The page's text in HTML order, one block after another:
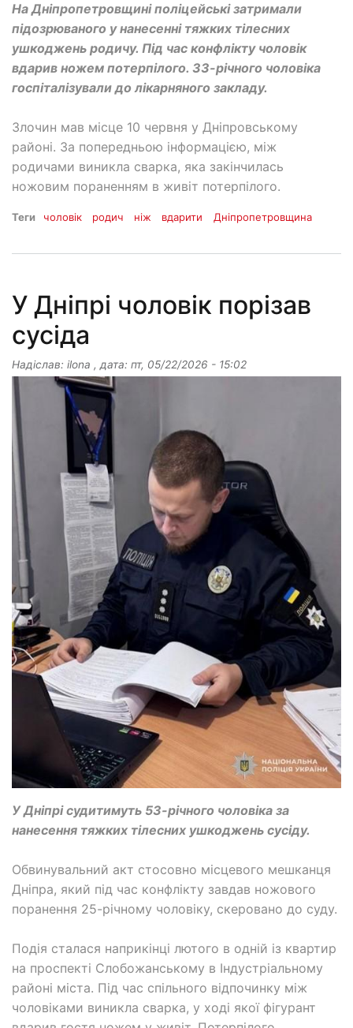
На Дніпропетровщині поліцейські затримали
підозрюваного у нанесенні тяжких тілесних
ушкоджень родичу. Під час конфлікту чоловік
вдарив ножем потерпілого. 33-річного чоловіка
госпіталізували до лікарняного закладу.
Злочин мав місце 10 червня у Дніпровському
районі. За попередньою інформацією, між
родичами виникла сварка, яка закінчилась
ножовим пораненням в живіт потерпілого.
Теги чоловік родич ніж вдарити Дніпропетровщина
У Дніпрі чоловік порізав
сусіда
Надіслав: ilona , дата: пт, 05/22/2026 - 15:02
У Дніпрі судитимуть 53-річного чоловіка за
нанесення тяжких тілесних ушкоджень сусіду.
Обвинувальний акт стосовно місцевого мешканця
Дніпра, який під час конфлікту завдав ножового
поранення 25-річному чоловіку, скеровано до суду.
Подія сталася наприкінці лютого в одній із квартир
на проспекті Слобожанському в Індустріальному
районі міста. Під час спільного відпочинку між
чоловіками виникла сварка, у ході якої фігурант